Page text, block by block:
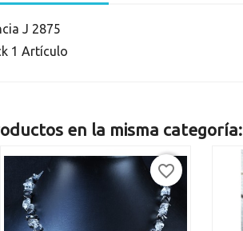
J 2875
1 Artículo
en la misma categoría:
favorite_border